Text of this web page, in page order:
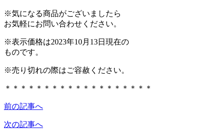
※気になる商品がございましたら
お気軽にお問い合わせください。
※表示価格は2023年10月13日現在の
ものです。
※売り切れの際はご容赦ください。
＊＊＊＊＊＊＊＊＊＊＊＊＊＊＊＊＊＊＊
前の記事へ
次の記事へ